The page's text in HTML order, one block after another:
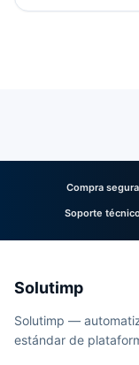
Compra segura
Soporte
Solutimp
Solutimp —
estándar de